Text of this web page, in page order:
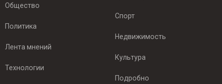
Общество
Политика
Лента мнений
Технологии
Спорт
Недвижимость
Культура
Подробно